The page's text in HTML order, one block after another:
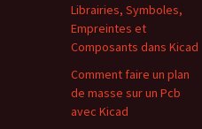
Librairies, Symboles,
Empreintes et
Composants dans Kicad
Comment faire un plan
de masse sur un Pcb
avec Kicad